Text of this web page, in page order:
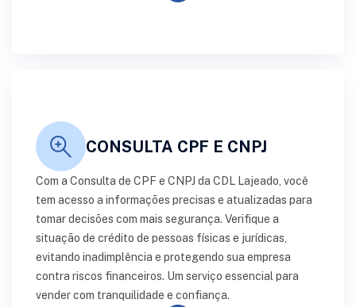
CONSULTA CPF E CNPJ
Com a Consulta de CPF e CNPJ da CDL Lajeado, você
tem acesso a informações precisas e atualizadas para
tomar decisões com mais segurança. Verifique a
situação de crédito de pessoas físicas e jurídicas,
evitando inadimplência e protegendo sua empresa
contra riscos financeiros. Um serviço essencial para
vender com tranquilidade e confiança.